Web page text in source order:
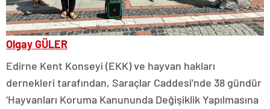
Olgay GÜLER
Edirne Kent Konseyi (EKK) ve hayvan hakları
dernekleri tarafından, Saraçlar Caddesi’nde 38 gündür
‘Hayvanları Koruma Kanununda Değişiklik Yapılmasına